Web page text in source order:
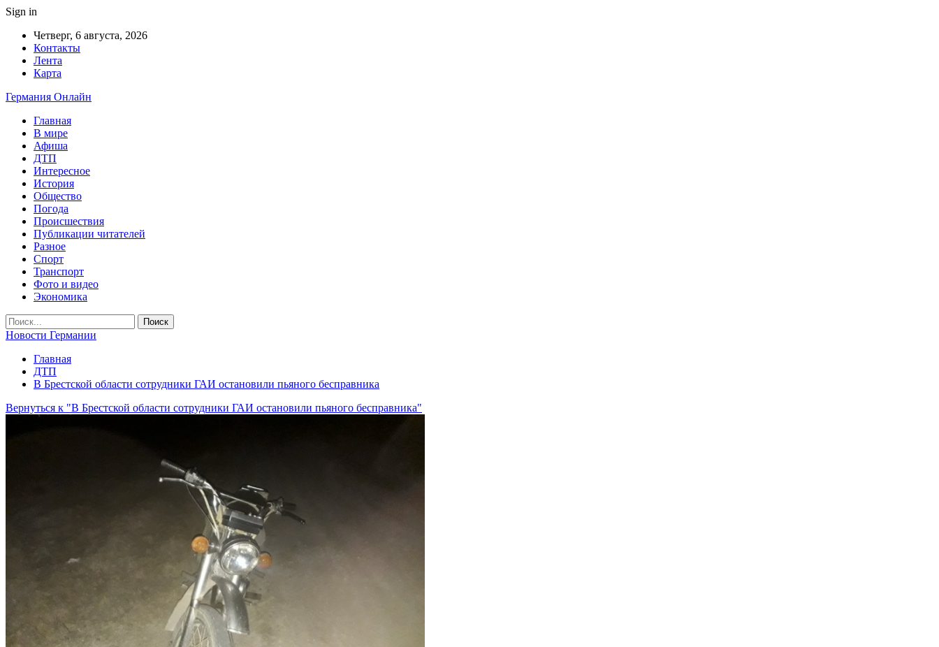
Sign in
Четверг, 6 августа, 2026
Контакты
Лента
Карта
Германия Онлайн
Главная
В мире
Афиша
ДТП
Интересное
История
Общество
Погода
Происшествия
Публикации читателей
Разное
Спорт
Транспорт
Фото и видео
Экономика
Новости Германии
Главная
ДТП
В Брестской области сотрудники ГАИ остановили пьяного бесправника
Вернуться к "В Брестской области сотрудники ГАИ остановили пьяного бесправника"